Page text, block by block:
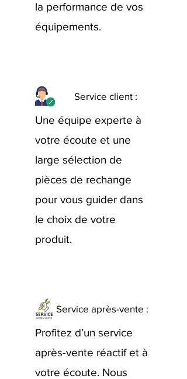
la performance de vos
équipements.
Service client :
Une équipe experte à
votre écoute et une
large sélection de
pièces de rechange
pour vous guider dans
le choix de votre
produit.
Service après-vente :
Profitez d’un service
après-vente réactif et à
votre écoute. Nous